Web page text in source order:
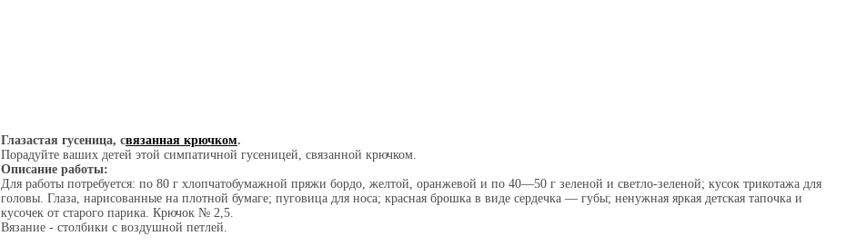
Глазастая гусеница, связанная крючком.
Порадуйте ваших детей этой симпатичной гусеницей, связанной крючком.
Описание работы:
Для работы потребуется: по 80 г хлопчатобумажной пряжи бордо, желтой, оранжевой и по 40—50 г зеленой и светло-зеленой; кусок трикотажа для
головы. Глаза, нарисованные на плотной бумаге; пуговица для носа; красная брошка в виде сердечка — губы; ненужная яркая детская тапочка и
кусочек от старого парика. Крючок № 2,5.
Вязание - столбики с воздушной петлей.